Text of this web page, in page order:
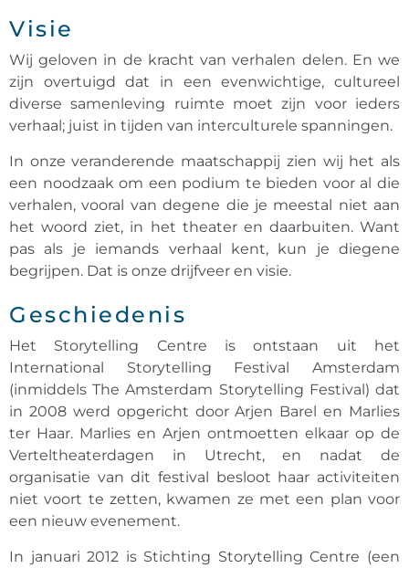
Visie
Wij geloven in de kracht van verhalen delen. En we
zijn overtuigd dat in een evenwichtige, cultureel
diverse samenleving ruimte moet zijn voor ieders
verhaal; juist in tijden van interculturele spanningen.
In onze veranderende maatschappij zien wij het als
een noodzaak om een podium te bieden voor al die
verhalen, vooral van degene die je meestal niet aan
het woord ziet, in het theater en daarbuiten. Want
pas als je iemands verhaal kent, kun je diegene
begrijpen. Dat is onze drijfveer en visie.
Geschiedenis
Het Storytelling Centre is ontstaan uit het
International Storytelling Festival Amsterdam
(inmiddels The Amsterdam Storytelling Festival) dat
in 2008 werd opgericht door Arjen Barel en Marlies
ter Haar. Marlies en Arjen ontmoetten elkaar op de
Verteltheaterdagen in Utrecht, en nadat de
organisatie van dit festival besloot haar activiteiten
niet voort te zetten, kwamen ze met een plan voor
een nieuw evenement.
In januari 2012 is Stichting Storytelling Centre (een